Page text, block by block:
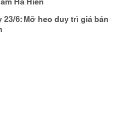
6: Mỡ heo duy trì giá bán